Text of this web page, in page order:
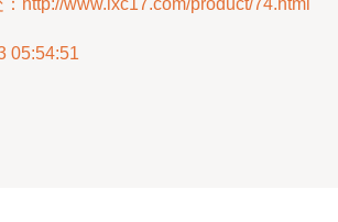
http://www.lxc17.com/product/74.html
05:54:51